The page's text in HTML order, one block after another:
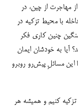
مهاجرت از چین، در
با محیط تزکیه در
چنین کاری فکر
آیا به خودشان ایمان
این مسائلِ پیش‌رو روبرو
تزکیه کنیم و همیشه هر